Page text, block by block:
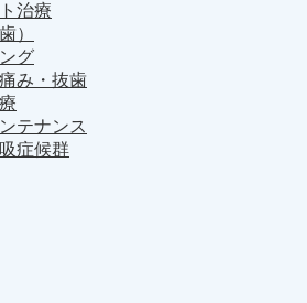
治療
）
グ
み・抜歯
テナンス
症候群